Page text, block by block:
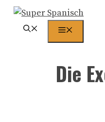
Zum
Inhalt
Die